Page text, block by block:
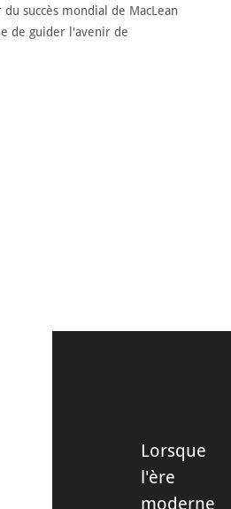
succès mondial de MacLean
de guider l'avenir de
Lorsque
l'ère
moderne